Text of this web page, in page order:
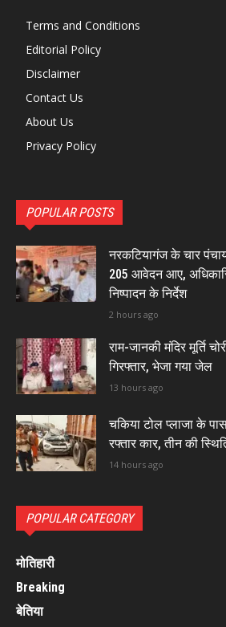
Terms and Conditions
Editorial Policy
Disclaimer
Contact Us
About Us
Privacy Policy
POPULAR POSTS
नरकटियागंज के चार
205 आवेदन आए,
निष्पादन के निर्देश
2 hours ago
राम-जानकी मंदिर मूर्ति
गिरफ्तार, भेजा गया जेल
13 hours ago
चकिया टोल प्लाजा के
रफ्तार कार, तीन की
14 hours ago
POPULAR CATEGORY
मोतिहारी
Breaking
बेतिया